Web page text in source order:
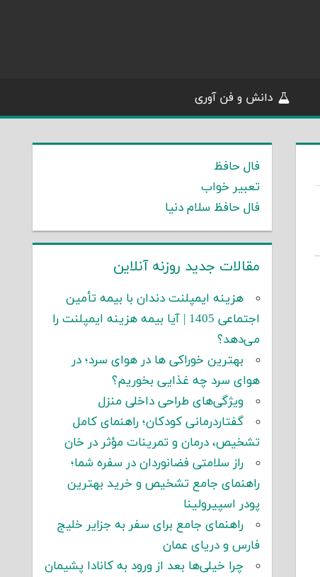
دانش و فن آوری
فال حافظ
تعبیر خواب
فال حافظ سلام دنیا
مقالات جدید روزنه آنلاین
هزینه ایمپلنت دندان با بیمه تأمین
اجتماعی 1405 | آیا بیمه هزینه ایمپلنت را
می‌دهد؟
بهترین خوراکی ها در هوای سرد؛ در
هوای سرد چه غذایی بخوریم؟
ویژگی‌های طراحی داخلی منزل
گفتاردرمانی کودکان؛ راهنمای کامل
تشخیص، درمان و تمرینات مؤثر در خان
راز سلامتی فضانوردان در سفره شما؛
راهنمای جامع تشخیص و خرید بهترین
پودر اسپیرولینا
راهنمای جامع برای سفر به جزایر خلیج
فارس و دریای عمان
چرا خیلی‌ها بعد از ورود به کانادا پشیمان